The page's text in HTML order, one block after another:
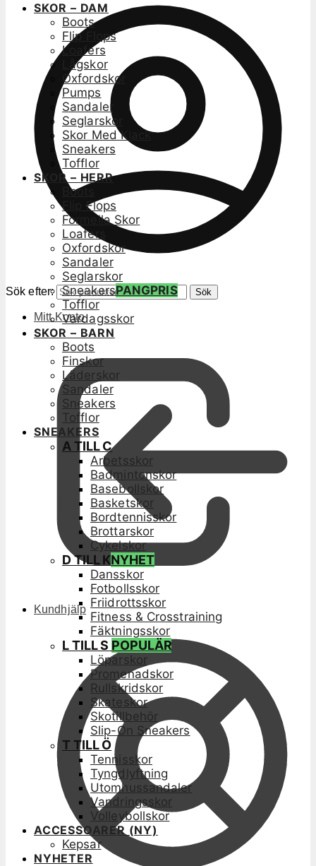
Sök efter: Sök
Mitt Konto
Kundhjälp
SKOR – DAM
Boots
Flip Flops
Loafers
Lågskor
Oxfordskor
Pumps
Sandaler
Seglarskor
Skor Med Klack
Sneakers
Tofflor
SKOR – HERR
Boots
Flip Flops
Formella Skor
Loafers
Oxfordskor
Sandaler
Seglarskor
SneakersPANGPRIS
Tofflor
Vardagsskor
SKOR – BARN
Boots
Finskor
Läderskor
Sandaler
Sneakers
Tofflor
SNEAKERS
A TILL C
Arbetsskor
Badmintonskor
Basebollskor
Basketskor
Bordtennisskor
Brottarskor
Cykelskor
D TILL KNYHET
Dansskor
Fotbollsskor
Friidrottsskor
Fitness & Crosstraining
Fäktningsskor
L TILL S POPULÄR
Löparskor
Promenadskor
Rullskridskor
Skateskor
Skotillbehör
Slip-On Sneakers
T TILL Ö
Tennisskor
Tyngdlyftning
Utomhussandaler
Vandringsskor
Volleybollskor
ACCESSOARER (NY)
Kepsar
NYHETER